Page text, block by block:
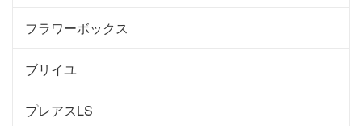
フラワーボックス
ブリイユ
プレアスLS